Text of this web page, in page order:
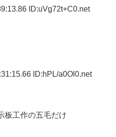
ID:uVg72t+C0.net
ID:hPL/a0Ol0.net
板工作の五毛だけ